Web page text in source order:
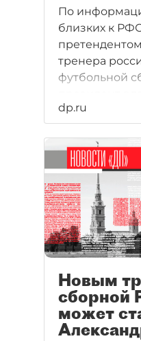
По
близких к
тренера
футбольной
клуба
dp.ru
Новым
сборной
может